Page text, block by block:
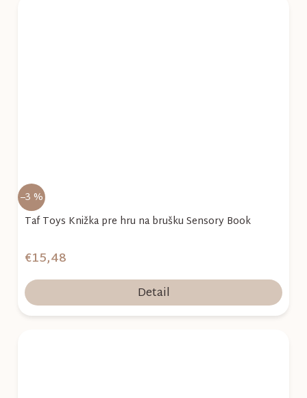
–3 %
Taf Toys Knižka pre hru na brušku Sensory Book
€15,48
Detail